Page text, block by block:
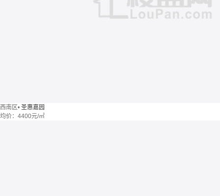
西南区• 圣惠嘉园
均价： 4400元/㎡